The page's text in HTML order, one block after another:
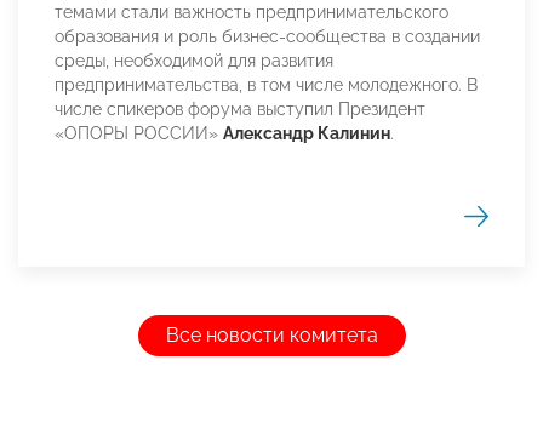
темами стали важность предпринимательского
образования и роль бизнес-сообщества в создании
среды, необходимой для развития
предпринимательства, в том числе молодежного. В
числе спикеров форума выступил Президент
«ОПОРЫ РОССИИ» Александр Калинин.
Все новости комитета